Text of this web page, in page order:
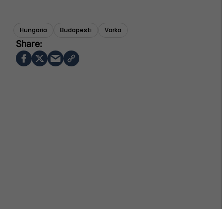
Hungaria Budapesti Varka